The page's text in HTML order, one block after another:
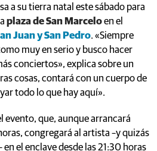
a su tierra natal este sábado para
plaza de San Marceloen el
Juan y San Pedro. «Siempre
muy en serio y busco hacer
conciertos», explica sobre un
cosas, contará con un cuerpo de
todo lo que hay aquí».
evento, que, aunque arrancará
congregará al artista –y quizás
el enclave desde las 21:30 horas